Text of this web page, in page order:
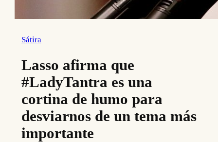
Sátira
Lasso afirma que
#LadyTantra es una
cortina de humo para
desviarnos de un tema más
importante